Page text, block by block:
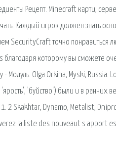
Рецепт. Minecraft карти,
Каждый игрок должен знать
SecurityCraft точно
благодаря которому вы сможете
Модуль. Olga Orkina, Myski,
'буйство') были и в ранних
2 Skakhtar, Dynamo, Metalist,
la liste des nouveaut s apport